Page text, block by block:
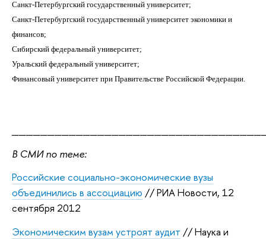
Санкт-Петербургский государственный университет;
Санкт-Петербургский государственный университет экономики и
финансов;
Сибирский федеральный университет;
Уральский федеральный университет;
Финансовый университет при Правительстве Российской Федерации.
В СМИ по теме:
Российские социально-экономические вузы
объединились в ассоциацию // РИА Новости, 12
сентября 2012
Экономическим вузам устроят аудит // Наука и